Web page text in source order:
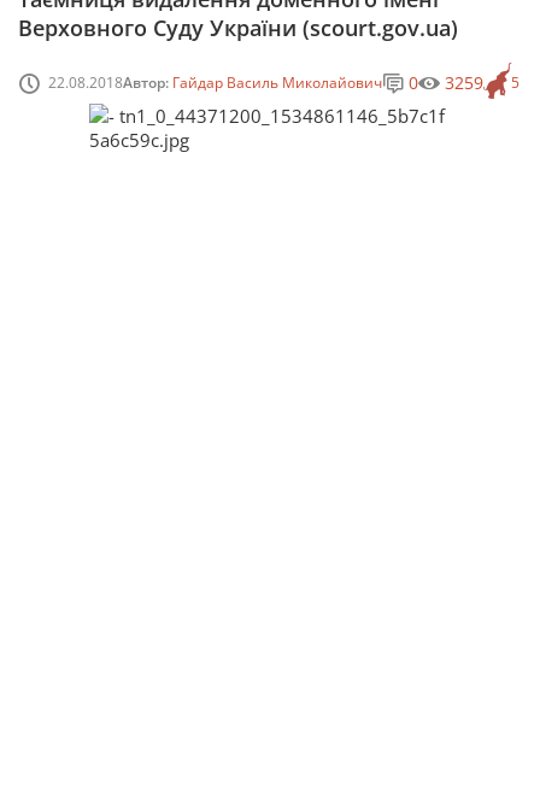
Верховного Суду України (scourt.gov.ua)
22.08.2018Автор: Гайдар Василь Миколайович 5
0 3259